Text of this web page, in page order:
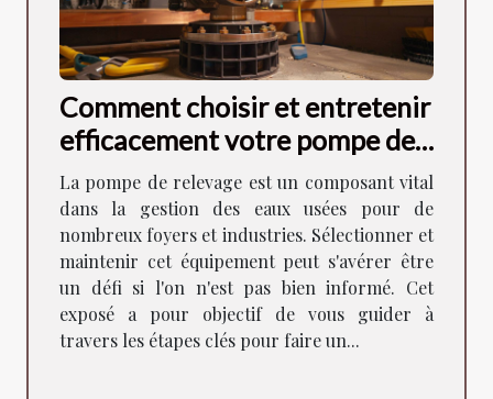
Comment choisir et entretenir
efficacement votre pompe de
relevage
La pompe de relevage est un composant vital
dans la gestion des eaux usées pour de
nombreux foyers et industries. Sélectionner et
maintenir cet équipement peut s'avérer être
un défi si l'on n'est pas bien informé. Cet
exposé a pour objectif de vous guider à
travers les étapes clés pour faire un...